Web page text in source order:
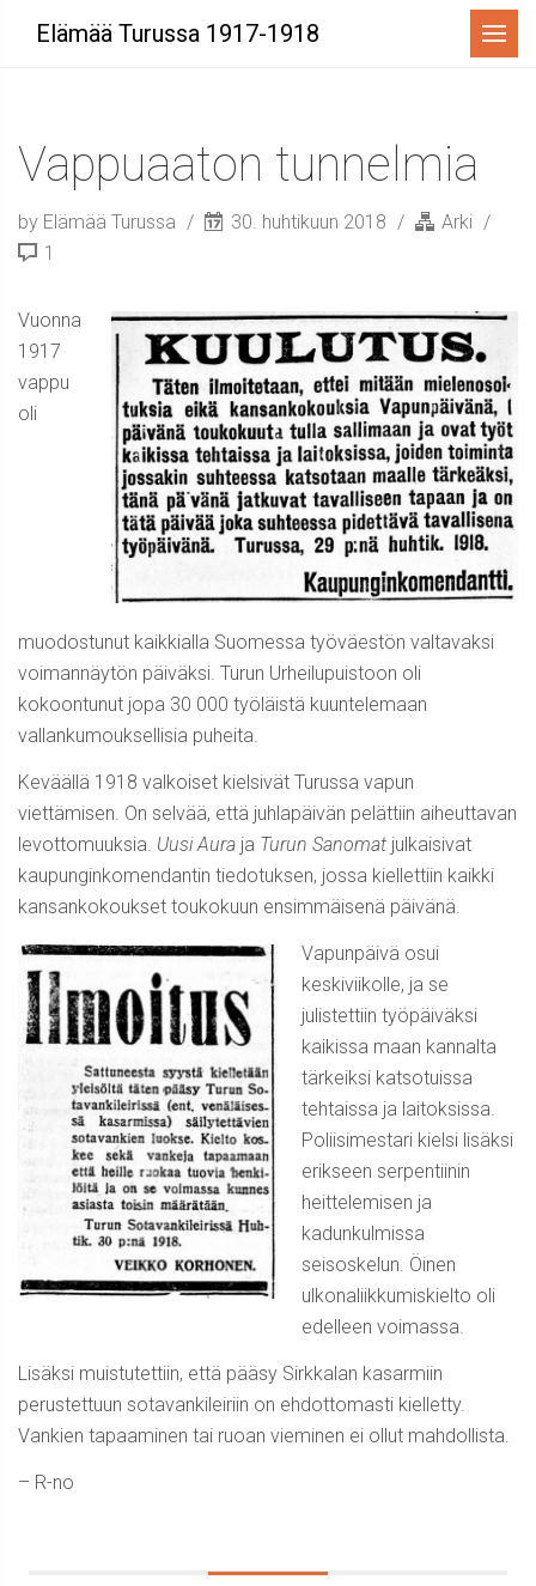
Elämää Turussa 1917-1918 Menu
Vappuaaton tunnelmia
by Elämää Turussa 30. huhtikuun 2018
Arki
1
Vuonna
1917
vappu
oli
muodostunut kaikkialla Suomessa työväestön valtavaksi
voimannäytön päiväksi. Turun Urheilupuistoon oli
kokoontunut jopa 30 000 työläistä kuuntelemaan
vallankumouksellisia puheita.
Keväällä 1918 valkoiset kielsivät Turussa vapun
viettämisen. On selvää, että juhlapäivän pelättiin aiheuttavan
levottomuuksia. Uusi Aura ja Turun Sanomat julkaisivat
kaupunginkomendantin tiedotuksen, jossa kiellettiin kaikki
kansankokoukset toukokuun ensimmäisenä päivänä.
Vapunpäivä osui
keskiviikolle, ja se
julistettiin työpäiväksi
kaikissa maan kannalta
tärkeiksi katsotuissa
tehtaissa ja laitoksissa.
Poliisimestari kielsi lisäksi
erikseen serpentiinin
heittelemisen ja
kadunkulmissa
seisoskelun. Öinen
ulkonaliikkumiskielto oli
edelleen voimassa.
Lisäksi muistutettiin, että pääsy Sirkkalan kasarmiin
perustettuun sotavankileiriin on ehdottomasti kielletty.
Vankien tapaaminen tai ruoan vieminen ei ollut mahdollista.
– R-no